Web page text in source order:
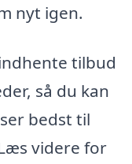
nyt igen.
tilbud
så du kan
bedst til
videre for